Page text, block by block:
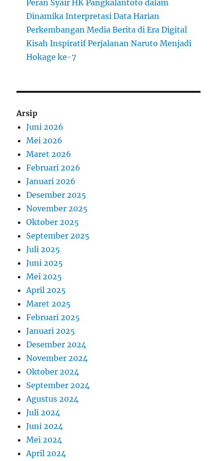
Peran Syair HK Pangkalantoto dalam
Dinamika Interpretasi Data Harian
Perkembangan Media Berita di Era Digital
Kisah Inspiratif Perjalanan Naruto Menjadi
Hokage ke-7
Arsip
Juni 2026
Mei 2026
Maret 2026
Februari 2026
Januari 2026
Desember 2025
November 2025
Oktober 2025
September 2025
Juli 2025
Juni 2025
Mei 2025
April 2025
Maret 2025
Februari 2025
Januari 2025
Desember 2024
November 2024
Oktober 2024
September 2024
Agustus 2024
Juli 2024
Juni 2024
Mei 2024
April 2024